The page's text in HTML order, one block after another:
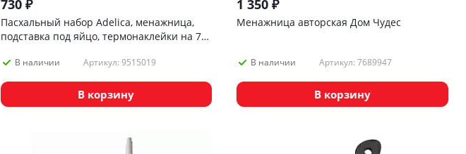
730₽
Пасхальный набор Adelica, менажница,
подставка под яйцо, термонаклейки на 7
В наличии Артикул: 9515019
В корзину
1 350 ₽
Менажница авторская Дом Чудес
В наличии Артикул: 7689947
В корзину